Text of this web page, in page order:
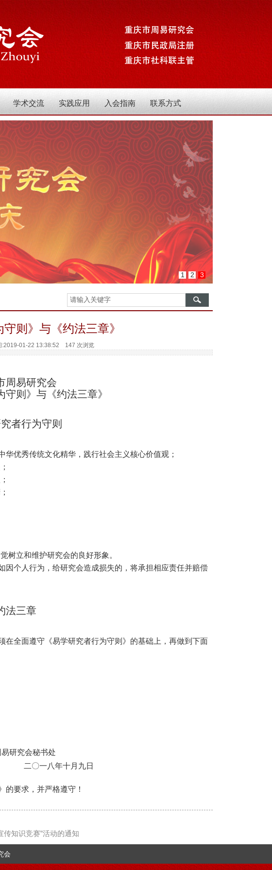
学术交流 实践应用 入会指南 联系方式
1 2 3
守则》与《约法三章》
01-22 13:38:52 147 次浏览
周易研究会
守则》与《约法三章》
者行为守则
优秀传统文化精华，践行社会主义核心价值观；
树立和维护研究会的良好形象。
因个人行为，给研究会造成损失的，将承担相应责任并赔偿
法三章
在全面遵守《易学研究者行为守则》的基础上，再做到下面
研究会秘书处
二〇一八年十月九日
的要求，并严格遵守！
传知识竞赛”活动的通知
会